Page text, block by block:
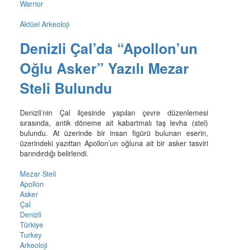
Warrior
Aktüel Arkeoloji
Denizli Çal’da “Apollon’un
Oğlu Asker” Yazılı Mezar
Steli Bulundu
Denizli’nin Çal ilçesinde yapılan çevre düzenlemesi
sırasında, antik döneme ait kabartmalı taş levha (stel)
bulundu. At üzerinde bir insan figürü bulunan eserin,
üzerindeki yazıttan Apollon’un oğluna ait bir asker tasviri
barındırdığı belirlendi.
Mezar Steli
Apollon
Asker
Çal
Denizli
Türkiye
Turkey
Arkeoloji